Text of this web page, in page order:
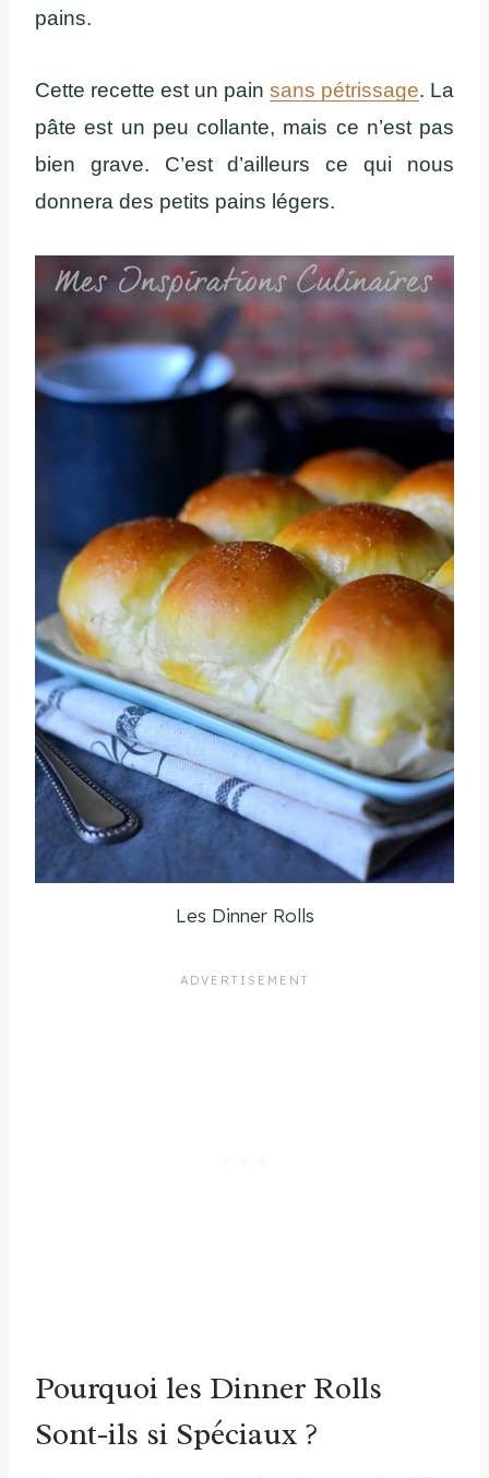
pains.
Cette recette est un pain sans pétrissage. La
pâte est un peu collante, mais ce n’est pas
bien grave. C’est d’ailleurs ce qui nous
donnera des petits pains légers.
Les Dinner Rolls
Pourquoi les Dinner Rolls
Sont-ils si Spéciaux ?